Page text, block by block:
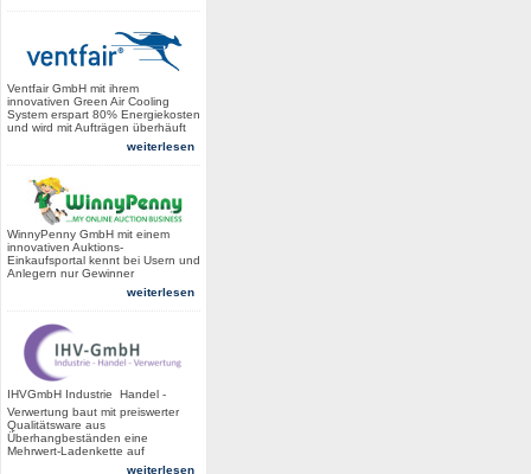
Ventfair GmbH mit ihrem
innovativen Green Air Cooling
System erspart 80% Energiekosten
und wird mit Aufträgen überhäuft
weiterlesen
WinnyPenny GmbH mit einem
innovativen Auktions-
Einkaufsportal kennt bei Usern und
Anlegern nur Gewinner
weiterlesen
IHVGmbH Industrie  Handel -
Verwertung baut mit preiswerter
Qualitätsware aus
Überhangbeständen eine
Mehrwert-Ladenkette auf
weiterlesen